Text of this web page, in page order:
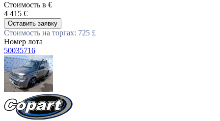
Стоимость в €
4 415 €
Оставить заявку
Стоимость на торгах: 725 £
Номер лота
50035716